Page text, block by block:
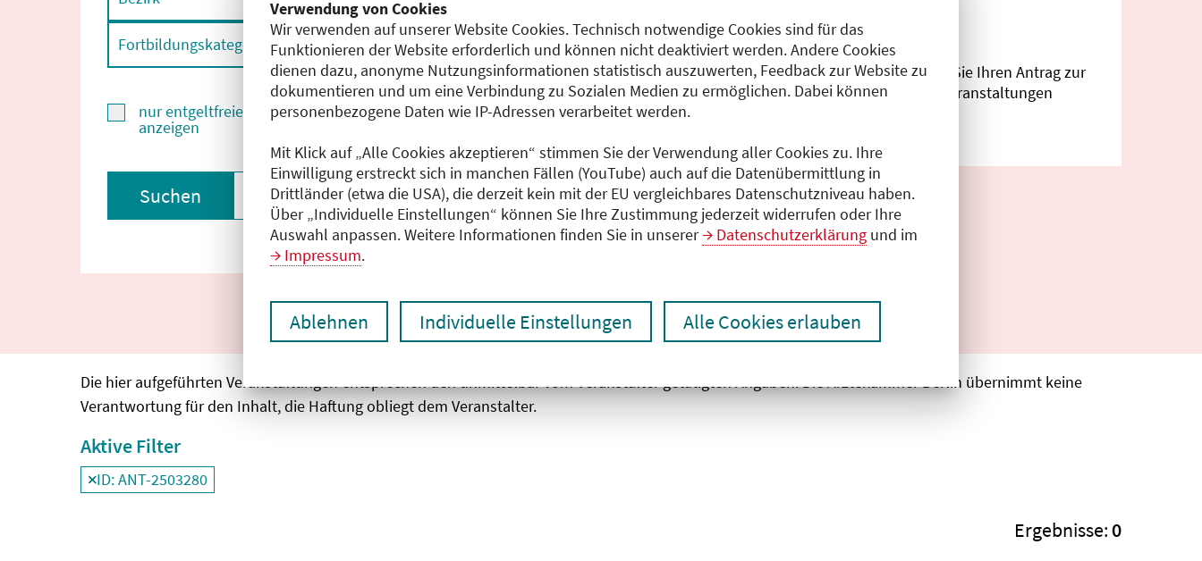
Verwendung von Cookies
Wir verwenden auf unserer Website Cookies. Technisch notwendige Cookies sind für das
Funktionieren der Website erforderlich und können nicht deaktiviert werden. Andere Cookies
dienen dazu, anonyme Nutzungsinformationen statistisch auszuwerten, Feedback zur Website zu
dokumentieren und um eine Verbindung zu Sozialen Medien zu ermöglichen. Dabei können
personenbezogene Daten wie IP-Adressen verarbeitet werden.
Mit Klick auf „Alle Cookies akzeptieren“ stimmen Sie der Verwendung aller Cookies zu. Ihre
Einwilligung erstreckt sich in manchen Fällen (YouTube) auch auf die Datenübermittlung in
Drittländer (etwa die USA), die derzeit kein mit der EU vergleichbares Datenschutzniveau haben.
Über „Individuelle Einstellungen“ können Sie Ihre Zustimmung jederzeit widerrufen oder Ihre
Auswahl anpassen. Weitere Informationen finden Sie in unserer
Datenschutzerklärung und im
Impressum.
Ablehnen Individuelle Einstellungen Alle Cookies erlauben
Fortbildungskategorie Fachgebiet
nur entgeltfreie Fortbildungen
anzeigen
Suchen Filter zurücksetzen Ergebnisse drucken
Sie sind Veranstalter?
Im
CME-Antragsportalkönnen Sie Ihren Antrag zur
Anerkennung von Fortbildungs­veranstaltungen
Die hier aufgeführten Veranstaltungen entsprechen den unmittelbar vom Veranstalter getätigten Angaben. Die Ärztekammer Berlin übernimmt keine
Verantwortung für den Inhalt, die Haftung obliegt dem Veranstalter.
Aktive Filter
Filter
ID: ANT-2503280
deaktivieren und Suchergebnisse neu laden
Ergebnisse:0